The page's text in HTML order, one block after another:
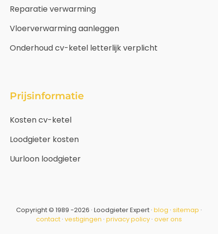
Reparatie verwarming
Vloerverwarming aanleggen
Onderhoud cv-ketel letterlijk verplicht
Prijsinformatie
Kosten cv-ketel
Loodgieter kosten
Uurloon loodgieter
Copyright © 1989 -2026 · Loodgieter Expert · blog · sitemap ·
contact · vestigingen · privacy policy · over ons